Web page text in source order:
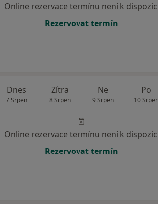
Online rezervace termínu není k dispozici
Rezervovat termín
Dnes
7 Srpen
Zítra
8 Srpen
Ne
9 Srpen
Po
10 Srpen
Online rezervace termínu není k dispozici
Rezervovat termín